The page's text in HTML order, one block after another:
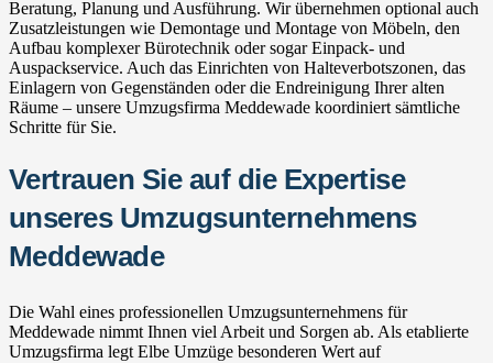
Beratung, Planung und Ausführung. Wir übernehmen optional auch
Zusatzleistungen wie Demontage und Montage von Möbeln, den
Aufbau komplexer Bürotechnik oder sogar Einpack- und
Auspackservice. Auch das Einrichten von Halteverbotszonen, das
Einlagern von Gegenständen oder die Endreinigung Ihrer alten
Räume – unsere Umzugsfirma Meddewade koordiniert sämtliche
Schritte für Sie.
Vertrauen Sie auf die Expertise
unseres Umzugsunternehmens
Meddewade
Die Wahl eines professionellen Umzugsunternehmens für
Meddewade nimmt Ihnen viel Arbeit und Sorgen ab. Als etablierte
Umzugsfirma legt Elbe Umzüge besonderen Wert auf